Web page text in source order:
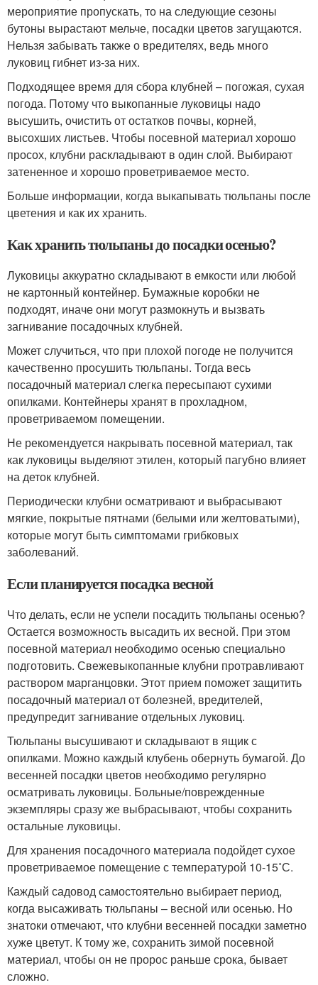
мероприятие пропускать, то на следующие сезоны
бутоны вырастают мельче, посадки цветов загущаются.
Нельзя забывать также о вредителях, ведь много
луковиц гибнет из-за них.
Подходящее время для сбора клубней – погожая, сухая
погода. Потому что выкопанные луковицы надо
высушить, очистить от остатков почвы, корней,
высохших листьев. Чтобы посевной материал хорошо
просох, клубни раскладывают в один слой. Выбирают
затененное и хорошо проветриваемое место.
Больше информации, когда выкапывать тюльпаны после
цветения и как их хранить.
Как хранить тюльпаны до посадки осенью?
Луковицы аккуратно складывают в емкости или любой
не картонный контейнер. Бумажные коробки не
подходят, иначе они могут размокнуть и вызвать
загнивание посадочных клубней.
Может случиться, что при плохой погоде не получится
качественно просушить тюльпаны. Тогда весь
посадочный материал слегка пересыпают сухими
опилками. Контейнеры хранят в прохладном,
проветриваемом помещении.
Не рекомендуется накрывать посевной материал, так
как луковицы выделяют этилен, который пагубно влияет
на деток клубней.
Периодически клубни осматривают и выбрасывают
мягкие, покрытые пятнами (белыми или желтоватыми),
которые могут быть симптомами грибковых
заболеваний.
Если планируется посадка весной
Что делать, если не успели посадить тюльпаны осенью?
Остается возможность высадить их весной. При этом
посевной материал необходимо осенью специально
подготовить. Свежевыкопанные клубни протравливают
раствором марганцовки. Этот прием поможет защитить
посадочный материал от болезней, вредителей,
предупредит загнивание отдельных луковиц.
Тюльпаны высушивают и складывают в ящик с
опилками. Можно каждый клубень обернуть бумагой. До
весенней посадки цветов необходимо регулярно
осматривать луковицы. Больные/поврежденные
экземпляры сразу же выбрасывают, чтобы сохранить
остальные луковицы.
Для хранения посадочного материала подойдет сухое
проветриваемое помещение с температурой 10-15˚С.
Каждый садовод самостоятельно выбирает период,
когда высаживать тюльпаны – весной или осенью. Но
знатоки отмечают, что клубни весенней посадки заметно
хуже цветут. К тому же, сохранить зимой посевной
материал, чтобы он не пророс раньше срока, бывает
сложно.